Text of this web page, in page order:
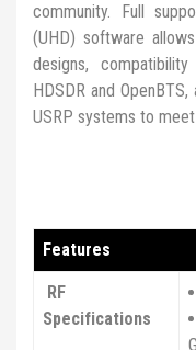
community. Full
(UHD) software
designs,
HDSDR and
USRP systems to
Features
RF
Specifications